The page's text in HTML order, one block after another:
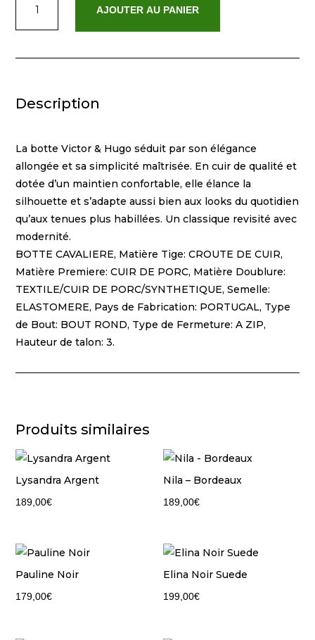
Iphigenie
Suede
AJOUTER AU PANIER
Description
La botte Victor & Hugo séduit par son élégance
allongée et sa simplicité maîtrisée. En cuir de qualité et
dotée d’un maintien confortable, elle élance la
silhouette et s’adapte aussi bien aux looks du quotidien
qu’aux tenues plus habillées. Un classique revisité avec
modernité.
BOTTE CAVALIERE, Matière Tige: CROUTE DE CUIR,
Matière Premiere: CUIR DE PORC, Matière Doublure:
TEXTILE/CUIR DE PORC/SYNTHETIQUE, Semelle:
ELASTOMERE, Pays de Fabrication: PORTUGAL, Type
de Bout: BOUT ROND, Type de Fermeture: A ZIP,
Hauteur de talon: 3.
Produits similaires
Lysandra Argent
189,00€
Nila – Bordeaux
189,00€
Pauline Noir
179,00€
Elina Noir Suede
199,00€